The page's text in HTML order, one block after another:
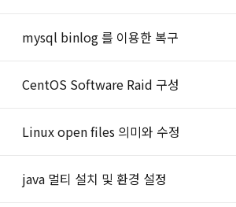
mysql binlog 를 이용한 복구
CentOS Software Raid 구성
​​Linux open files 의미와 수정
java 멀티 설치 및 환경 설정